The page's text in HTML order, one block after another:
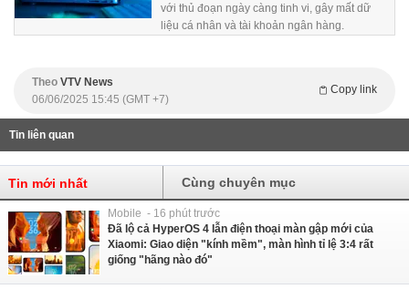
với thủ đoạn ngày càng tinh vi, gây mất dữ
liệu cá nhân và tài khoản ngân hàng.
Theo VTV News
Copy link
06/06/2025 15:45 (GMT +7)
Tin liên quan
Tin mới nhất Cùng chuyên mục
Mobile - 16 phút trước
Đã lộ cả HyperOS 4 lẫn điện thoại màn gập mới của
Xiaomi: Giao diện "kính mềm", màn hình tỉ lệ 3:4 rất
giống "hãng nào đó"